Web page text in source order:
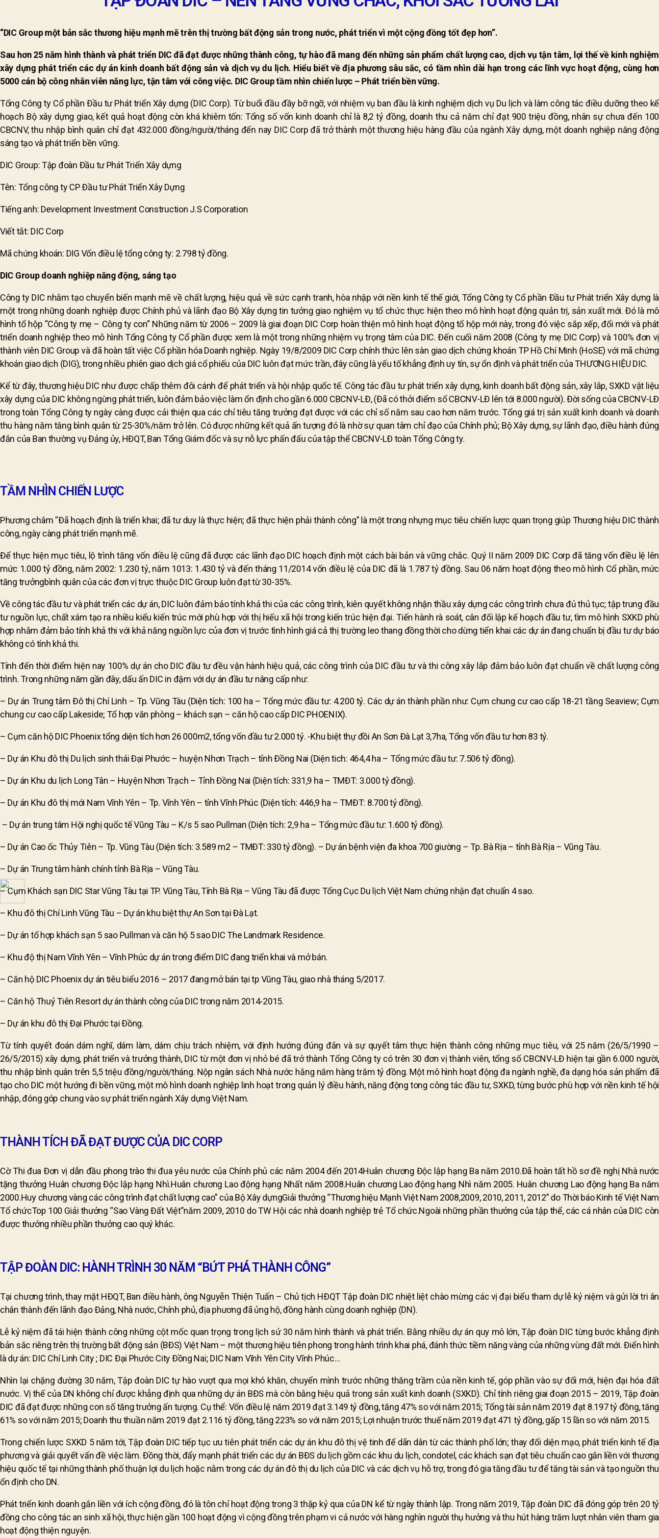
“DIC Group một bản sắc thương hiệu mạnh mẽ trên thị trường bất động sản trong nước, phát triển vì một cộng đồng tốt đẹp hơn”.
Sau hơn 25 năm hình thành và phát triển DIC đã đạt được những thành công, tự hào đã mang đến những sản phẩm chất lượng cao, dịch vụ tận tâm, lợi thế về kinh nghiệm
xây dựng phát triển các dự án kinh doanh bất động sản và dịch vụ du lịch. Hiểu biết về địa phương sâu sắc, có tầm nhìn dài hạn trong các lĩnh vực hoạt động, cùng hơn
5000 cán bộ công nhân viên năng lực, tận tâm với công việc. DIC Group tầm nhìn chiến lược – Phát triển bền vững.
Tổng Công ty Cổ phần Đầu tư Phát triển Xây dựng (DIC Corp). Từ buổi đầu đầy bỡ ngỡ, với nhiệm vụ ban đầu là kinh nghiệm dịch vụ Du lịch và làm công tác điều dưỡng theo kế
hoạch Bộ xây dựng giao, kết quả hoạt động còn khá khiêm tốn: Tổng số vốn kinh doanh chỉ là 8,2 tỷ đồng, doanh thu cả năm chỉ đạt 900 triệu đồng, nhân sự chưa đến 100
CBCNV, thu nhập bình quân chỉ đạt 432.000 đồng/người/tháng đến nay DIC Corp đã trở thành một thương hiệu hàng đầu của ngành Xây dựng, một doanh nghiệp năng động
sáng tạo và phát triển bền vững.
DIC Group: Tập đoàn Đầu tư Phát Triển Xây dựng
Tên: Tổng công ty CP Đầu tư Phát Triển Xây Dựng
Tiếng anh: Development Investment Construction J.S Corporation
Viết tắt: DIC Corp
Mã chứng khoán: DIG Vốn điều lệ tổng công ty: 2.798 tỷ đồng.
DIC Group doanh nghiệp năng động, sáng tạo
Công ty DIC nhằm tạo chuyển biến mạnh mẽ về chất lượng, hiệu quả về sức cạnh tranh, hòa nhập với nền kinh tế thế giới, Tổng Công ty Cổ phần Đầu tư Phát triển Xây dựng là
một trong những doanh nghiệp được Chính phủ và lãnh đạo Bộ Xây dựng tin tưởng giao nghiệm vụ tổ chức thực hiện theo mô hình hoạt động quản trị, sản xuất mới. Đó là mô
hình tổ hộp “Công ty mẹ – Công ty con” Những năm từ 2006 – 2009 là giai đoạn DIC Corp hoàn thiện mô hình hoạt động tổ hộp mới này, trong đó việc sắp xếp, đổi mới và phát
triển doanh nghiệp theo mô hình Tổng Công ty Cổ phần được xem là một trong những nhiệm vụ trọng tâm của DIC. Đến cuối năm 2008 (Công ty mẹ DIC Corp) và 100% đơn vị
thành viên DIC Group và đã hoàn tất việc Cổ phần hóa Doanh nghiệp. Ngày 19/8/2009 DIC Corp chính thức lên sàn giao dịch chứng khoán TP Hồ Chí Minh (HoSE) với mã chứng
khoán giao dịch (DIG), trong nhiều phiên giao dịch giá cổ phiếu của DIC luôn đạt mức trần, đây cũng là yếu tố khẳng định uy tín, sự ổn định và phát triển của THƯƠNG HIỆU DIC.
Kể từ đây, thương hiệu DIC như được chấp thêm đôi cánh để phát triển và hội nhập quốc tế. Công tác đầu tư phát triển xây dựng, kinh doanh bất động sản, xây lắp, SXKD vật liệu
xây dựng của DIC không ngừng phát triển, luôn đảm bảo việc làm ổn định cho gần 6.000 CBCNV-LĐ, (Đã có thởi điểm số CBCNV-LĐ lên tới 8.000 người). Đời sống của CBCNV-LĐ
trong toàn Tổng Công ty ngày càng được cải thiện qua các chỉ tiêu tăng trưởng đạt được với các chỉ số năm sau cao hơn năm trước. Tổng giá trị sản xuất kinh doanh và doanh
thu hàng năm tăng bình quân từ 25-30%/năm trở lên. Có được những kết quả ấn tượng đó là nhờ sự quan tâm chỉ đạo của Chính phủ; Bộ Xây dựng, sự lãnh đạo, điều hành đúng
đắn của Ban thường vụ Đảng ủy, HĐQT, Ban Tổng Giám đốc và sự nỗ lực phấn đấu của tập thể CBCNV-LĐ toàn Tổng Công ty.
TẦM NHÌN CHIẾN LƯỢC
Phương châm “Đã hoạch định là triển khai; đã tư duy là thực hiện; đã thực hiện phải thành công” là một trong nhựng mục tiêu chiến lược quan trọng giúp Thương hiệu DIC thành
công, ngày càng phát triển mạnh mẽ.
Để thực hiện mục tiêu, lộ trình tăng vốn điều lệ cũng đã được các lãnh đạo DIC hoạch định một cách bài bản và vững chắc. Quý II năm 2009 DIC Corp đã tăng vốn điều lệ lên
mức 1.000 tỷ đồng, năm 2002: 1.230 tỷ, năm 1013: 1.430 tỷ và đến tháng 11/2014 vốn điều lệ của DIC đã là 1.787 tỷ đồng. Sau 06 năm hoạt động theo mô hình Cổ phần, mức
tăng trưởngbình quân của các đơn vị trực thuộc DIC Group luôn đạt từ 30-35%.
Về công tác đầu tư và phát triển các dự án, DIC luôn đảm bảo tính khả thi của các công trình, kiên quyết không nhận thầu xây dựng các công trình chưa đủ thủ tục; tập trung đầu
tư nguồn lực, chất xám tạo ra nhiều kiểu kiến trúc mới phù hợp với thị hiếu xã hội trong kiến trúc hiện đại. Tiến hành rà soát, cân đối lập kế hoạch đầu tư, tìm mô hình SXKD phù
hợp nhằm đảm bảo tính khả thi với khả năng nguồn lực của đơn vị trước tình hình giá cả thị trường leo thang đồng thời cho dừng tiển khai các dự án đang chuẩn bị đầu tư dự báo
không có tính khả thi.
Tính đến thời điểm hiện nay 100% dự án cho DIC đầu tư đều vận hành hiệu quả, các công trình của DIC đầu tư và thi công xây lắp đảm bảo luôn đạt chuẩn về chất lượng công
trình. Trong những năm gần đây, dấu ấn DIC in đậm với dự án đầu tư nâng cấp như:
– Dự án Trung tâm Đô thị Chí Linh – Tp. Vũng Tàu (Diện tích: 100 ha – Tổng mức đầu tư: 4.200 tỷ. Các dự án thành phần như: Cụm chung cư cao cấp 18-21 tầng Seaview; Cụm
chung cư cao cấp Lakeside; Tổ hợp văn phòng – khách sạn – căn hộ cao cấp DIC PHOENIX).
– Cụm căn hộ DIC Phoenix tổng diện tích hơn 26 000m2, tổng vốn đầu tư 2.000 tỷ. -Khu biệt thự đồi An Sơn Đà Lạt 3,7ha, Tổng vốn đầu tư hơn 83 tỷ.
– Dự án Khu đô thị Du lịch sinh thái Đại Phước – huyện Nhơn Trạch – tỉnh Đồng Nai (Diện tich: 464,4 ha – Tổng mức đầu tư: 7.506 tỷ đồng).
– Dự án Khu du lịch Long Tân – Huyện Nhơn Trạch – Tỉnh Đồng Nai (Diện tích: 331,9 ha – TMĐT: 3.000 tỷ đồng).
– Dự án Khu đô thị mới Nam Vĩnh Yên – Tp. Vĩnh Yên – tỉnh Vĩnh Phúc (Diện tích: 446,9 ha – TMĐT: 8.700 tỷ đồng).
– Dự án trung tâm Hội nghị quốc tế Vũng Tàu – K/s 5 sao Pullman (Diện tích: 2,9 ha – Tổng mức đầu tư: 1.600 tỷ đồng).
– Dự án Cao ốc Thủy Tiên – Tp. Vũng Tàu (Diện tích: 3.589 m2 – TMĐT: 330 tỷ đồng). – Dự án bệnh viện đa khoa 700 giường – Tp. Bà Rịa – tỉnh Bà Rịa – Vũng Tàu.
– Dự án Trung tâm hành chính tỉnh Bà Rịa – Vũng Tàu.
– Cụm Khách sạn DIC Star Vũng Tàu tại TP. Vũng Tàu, Tỉnh Bà Rịa – Vũng Tàu đã được Tổng Cục Du lịch Việt Nam chứng nhận đạt chuẩn 4 sao.
– Khu đô thị Chí Linh Vũng Tàu – Dự án khu biệt thự An Sơn tại Đà Lạt.
– Dự án tổ hợp khách sạn 5 sao Pullman và căn hộ 5 sao DIC The Landmark Residence.
– Khu độ thị Nam Vĩnh Yên – Vĩnh Phúc dự án trong điểm DIC đang triển khai và mở bán.
– Căn hộ DIC Phoenix dự án tiêu biểu 2016 – 2017 đang mở bán tại tp Vũng Tàu, giao nhà tháng 5/2017.
– Căn hộ Thuỷ Tiên Resort dự án thành công của DIC trong năm 2014-2015.
– Dự án khu đô thị Đại Phước tại Đồng.
Từ tính quyết đoán dám nghĩ, dám làm, dám chịu trách nhiệm, với định hướng đúng đắn và sự quyết tâm thực hiện thành công những mục tiêu, với 25 năm (26/5/1990 –
26/5/2015) xây dựng, phát triển và trưởng thành, DIC từ một đơn vị nhỏ bé đã trở thành Tổng Công ty có trên 30 đơn vị thành viên, tổng số CBCNV-LĐ hiện tại gần 6.000 người,
thu nhập bình quân trên 5,5 triệu đồng/người/tháng. Nộp ngân sách Nhà nước hằng năm hàng trăm tỷ đồng. Một mô hình hoạt động đa ngành nghề, đa dạng hóa sản phẩm đã
tạo cho DIC một hướng đi bền vững, một mô hình doanh nghiệp linh hoạt trong quản lý điều hành, năng động tong công tác đầu tư, SXKD, từng bước phù hợp với nền kinh tế hội
nhập, đóng góp chung vào sự phát triển ngành Xây dựng Việt Nam.
THÀNH TÍCH ĐÃ ĐẠT ĐƯỢC CỦA DIC CORP
Cờ Thi đua Đơn vị dẫn đầu phong trào thi đua yêu nước của Chính phủ các năm 2004 đến 2014Huân chương Độc lập hạng Ba năm 2010.Đã hoàn tất hồ sơ đề nghị Nhà nước
tặng thưởng Huân chương Độc lập hạng Nhì.Huân chương Lao động hạng Nhất năm 2008.Huân chương Lao động hạng Nhì năm 2005. Huân chương Lao động hạng Ba năm
2000.Huy chương vàng các công trình đạt chất lượng cao” của Bộ Xây dựngGiải thưởng “Thương hiệu Mạnh Việt Nam 2008,2009, 2010, 2011, 2012” do Thời báo Kinh tế Việt Nam
Tổ chứcTop 100 Giải thưởng “Sao Vàng Đất Việt”năm 2009, 2010 do TW Hội các nhà doanh nghiệp trẻ Tổ chức.Ngoài những phần thưởng của tập thể, các cá nhân của DIC còn
được thưởng nhiều phần thưởng cao quý khác.
TẬP ĐOÀN DIC: HÀNH TRÌNH 30 NĂM “BỨT PHÁ THÀNH CÔNG”
Tại chương trình, thay mặt HĐQT, Ban điều hành, ông Nguyễn Thiện Tuấn – Chủ tịch HĐQT Tập đoàn DIC nhiệt liệt chào mừng các vị đại biểu tham dự lễ kỷ niệm và gửi lời tri ân
chân thành đến lãnh đạo Đảng, Nhà nước, Chính phủ, địa phương đã ủng hộ, đồng hành cùng doanh nghiệp (DN).
Lễ kỷ niệm đã tái hiện thành công những cột mốc quan trọng trong lịch sử 30 năm hình thành và phát triển. Bằng nhiều dự án quy mô lớn, Tập đoàn DIC từng bước khẳng định
bản sắc riêng trên thị trường bất động sản (BĐS) Việt Nam – một thương hiệu tiên phong trong hành trình khai phá, đánh thức tiềm năng vàng của những vùng đất mới. Điển hình
là dự án: DIC Chí Linh City ; DIC Đại Phước City Đồng Nai; DIC Nam Vĩnh Yên City Vĩnh Phúc…
Nhìn lại chặng đường 30 năm, Tập đoàn DIC tự hào vượt qua mọi khó khăn, chuyển mình trước những thăng trầm của nền kinh tế, góp phần vào sự đổi mới, hiện đại hóa đất
nước. Vị thế của DN không chỉ được khẳng định qua những dự án BĐS mà còn bằng hiệu quả trong sản xuất kinh doanh (SXKD). Chỉ tính riêng giai đoạn 2015 – 2019, Tập đoàn
DIC đã đạt được những con số tăng trưởng ấn tượng. Cụ thể: Vốn điều lệ năm 2019 đạt 3.149 tỷ đồng, tăng 47% so với năm 2015; Tổng tài sản năm 2019 đạt 8.197 tỷ đồng, tăng
61% so với năm 2015; Doanh thu thuần năm 2019 đạt 2.116 tỷ đồng, tăng 223% so với năm 2015; Lợi nhuận trước thuế năm 2019 đạt 471 tỷ đồng, gấp 15 lần so với năm 2015.
Trong chiến lược SXKD 5 năm tới, Tập đoàn DIC tiếp tục ưu tiên phát triển các dự án khu đô thị vệ tinh để dãn dân từ các thành phố lớn; thay đổi diện mạo, phát triển kinh tế địa
phương và giải quyết vấn đề việc làm. Đồng thời, đẩy mạnh phát triển các dự án BĐS du lịch gồm các khu du lịch, condotel, các khách sạn đạt tiêu chuẩn cao gắn liền với thương
hiệu quốc tế tại những thành phố thuận lợi du lịch hoặc nằm trong các dự án đô thị du lịch của DIC và các dịch vụ hỗ trợ, trong đó gia tăng đầu tư để tăng tài sản và tạo nguồn thu
ổn định cho DN.
Phát triển kinh doanh gắn liền với ích cộng đồng, đó là tôn chỉ hoạt động trong 3 thập kỷ qua của DN kể từ ngày thành lập. Trong năm 2019, Tập đoàn DIC đã đóng góp trên 20 tỷ
đồng cho công tác an sinh xã hội, thực hiện gần 100 hoạt động vì cộng đồng trên phạm vi cả nước với hàng nghìn người thụ hưởng và thu hút hàng trăm lượt nhân viên tham gia
hoạt động thiện nguyện.